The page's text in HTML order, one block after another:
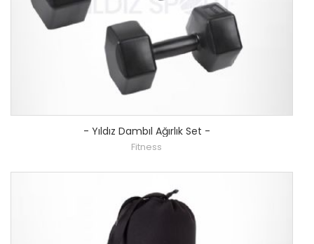
- Yıldız Dambıl Ağırlık Set -
Fitness